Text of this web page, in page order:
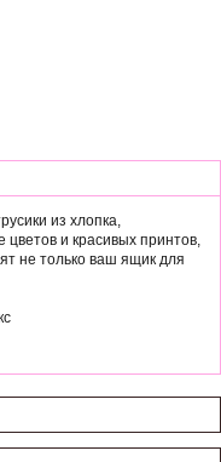
из хлопка,
и красивых принтов,
не только ваш ящик для